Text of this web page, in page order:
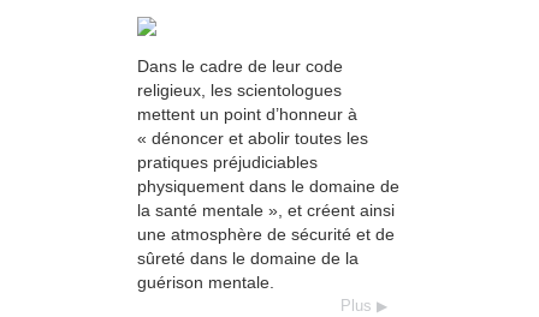
Dans le cadre de leur code
religieux, les scientologues
mettent un point d’honneur à
« dénoncer et abolir toutes les
pratiques préjudiciables
physiquement dans le domaine de
la santé mentale », et créent ainsi
une atmosphère de sécurité et de
sûreté dans le domaine de la
guérison mentale.
Plus